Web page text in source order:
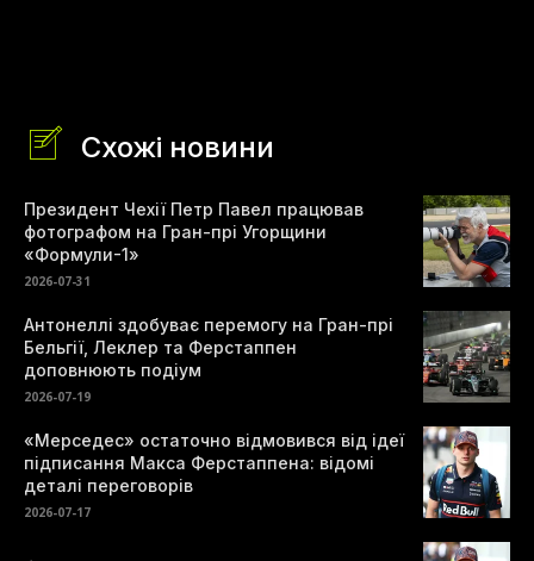
Схожі новини
Президент Чехії Петр Павел працював
фотографом на Гран-прі Угорщини
«Формули-1»
2026-07-31
Антонеллі здобуває перемогу на Гран-прі
Бельгії, Леклер та Ферстаппен
доповнюють подіум
2026-07-19
«Мерседес» остаточно відмовився від ідеї
підписання Макса Ферстаппена: відомі
деталі переговорів
2026-07-17